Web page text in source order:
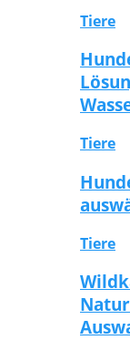
Tiere
Tiere
Tiere